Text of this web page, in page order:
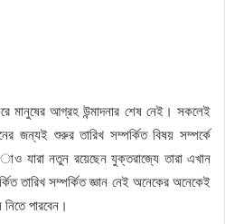
মানুষের আগ্রহ উন্মাদনার শেষ নেই। সকলেই
জন্যই শুরুর তারিখ সম্পর্কিত বিষয় সম্পর্কে
যারা নতুন রয়েছেন যুক্তরাজ্যে তারা এখান
তারিখ সম্পর্কিত জ্ঞান নেই অনেকের অনেকেই
পারবেন।